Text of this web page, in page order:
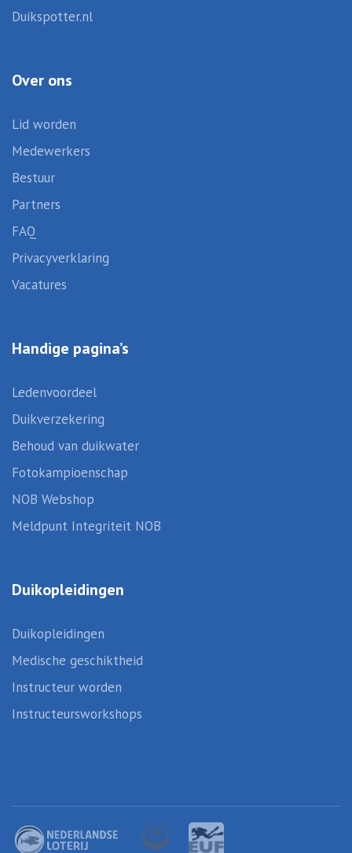
Duikspotter.nl
Over ons
Lid worden
Medewerkers
Bestuur
Partners
FAQ
Privacyverklaring
Vacatures
Handige pagina’s
Ledenvoordeel
Duikverzekering
Behoud van duikwater
Fotokampioenschap
NOB Webshop
Meldpunt Integriteit NOB
Duikopleidingen
Duikopleidingen
Medische geschiktheid
Instructeur worden
Instructeursworkshops